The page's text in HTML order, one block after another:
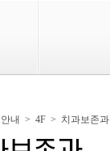
내 > 4F > 치과보존과